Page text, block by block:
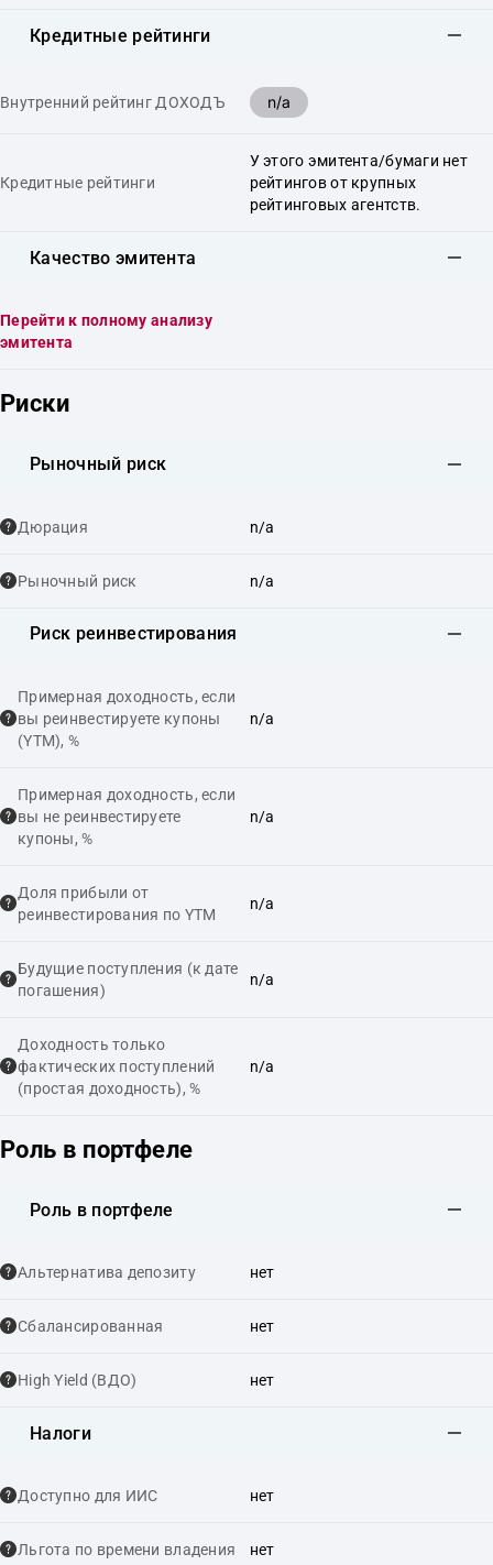
Кредитные рейтинги
Внутренний рейтинг ДОХОДЪ n/a
Кредитные рейтинги
У этого эмитента/бумаги нет
рейтингов от крупных
рейтинговых агентств.
Качество эмитента
Перейти к полному анализу
эмитента
Риски
Рыночный риск
Дюрация n/a
Рыночный риск n/a
Риск реинвестирования
Примерная доходность, если
вы реинвестируете купоны
(YTM), %
n/a
Примерная доходность, если
вы не реинвестируете
купоны, %
n/a
Доля прибыли от
реинвестирования по YTM
n/a
Будущие поступления (к дате
погашения)
n/a
Доходность только
фактических поступлений
(простая доходность), %
n/a
Роль в портфеле
Роль в портфеле
Альтернатива депозиту нет
Сбалансированная нет
High Yield (ВДО) нет
Налоги
Доступно для ИИС нет
Льгота по времени владения нет